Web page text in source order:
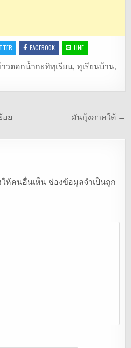
FACEBOOK LINE
วตอกน้ำกะทิทุเรียน,ทุเรียนบ้าน,
มันกุ้งภาคใต้ →
อย
ให้คนอื่นเห็น ช่องข้อมูลจำเป็นถูก